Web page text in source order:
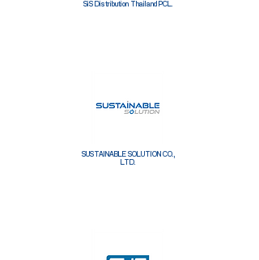
SiS Distribution Thailand PCL.
SUSTAINABLE SOLUTION CO.,
LTD.